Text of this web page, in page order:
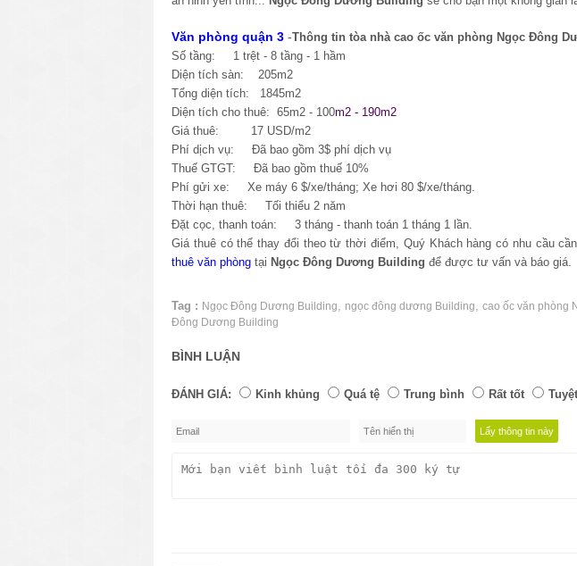
Văn phòng quận 3 -Thông tin tòa nhà cao ốc văn phòng Ngọc Đông
Số tầng: 1 trệt - 8 tầng - 1 hầm
Diện tích sàn: 205m2
Tổng diện tích: 1845m2
Diện tích cho thuê: 65m2 - 100m2 - 190m2
Giá thuê: 17 USD/m2
Phí dịch vụ: Đã bao gồm 3$ phí dịch vụ
Thuế GTGT: Đã bao gồm thuế 10%
Phí gửi xe: Xe máy 6 $/xe/tháng; Xe hơi 80 $/xe/tháng.
Thời hạn thuê: Tối thiểu 2 năm
Đặt cọc, thanh toán: 3 tháng - thanh toán 1 tháng 1 lần.
Giá thuê có thể thay đổi theo từ thời điểm, Quý Khách hàng có nhu cầu
thuê văn phòng tại Ngọc Đông Dương Building để được tư vấn và báo giá.
Tag : Ngọc Đông Dương Building ngọc đông dương Building cao ốc văn phòng
Đông Dương Building
BÌNH LUẬN
ĐÁNH GIÁ: Kinh khủng Quá tệ Trung bình Rất tốt